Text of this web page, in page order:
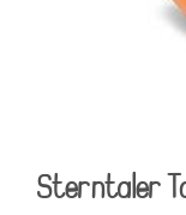
Sterntaler